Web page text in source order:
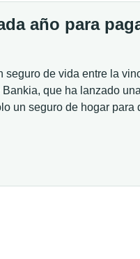
año para
seguro de vida entre la
que ha lanzado
un seguro de hogar para